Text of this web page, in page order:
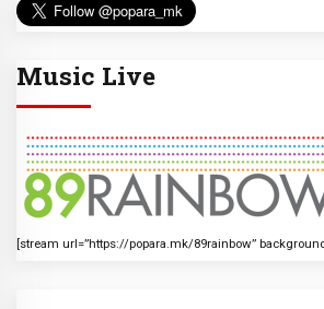
Music Live
[stream url=”https://popara.mk/89rainbow”